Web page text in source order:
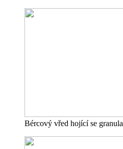
Bércový vřed hojící se